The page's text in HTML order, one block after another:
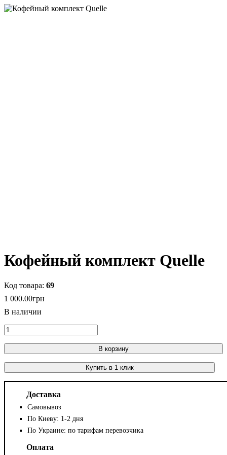
Кофейный комплект Quelle
69
1 000.00грн
В корзину
Купить в 1 клик
Доставка
Самовывоз
По Киеву: 1-2 дня
По Украине: по тарифам перевозчика
Оплата